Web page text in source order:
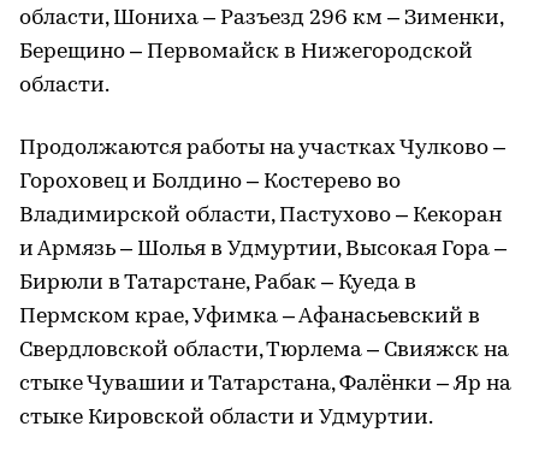
области, Шониха – Разъезд 296 км – Зименки,
Берещино – Первомайск в Нижегородской
области.
Продолжаются работы на участках Чулково –
Гороховец и Болдино – Костерево во
Владимирской области, Пастухово – Кекоран
и Армязь – Шолья в Удмуртии, Высокая Гора –
Бирюли в Татарстане, Рабак – Куеда в
Пермском крае, Уфимка – Афанасьевский в
Свердловской области, Тюрлема – Свияжск на
стыке Чувашии и Татарстана, Фалёнки – Яр на
стыке Кировской области и Удмуртии.